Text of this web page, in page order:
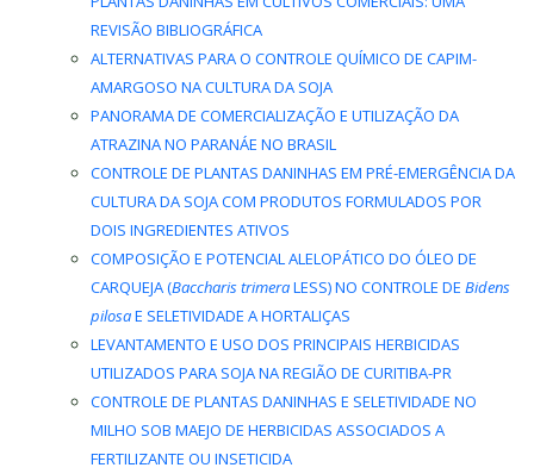
REVISÃO BIBLIOGRÁFICA
ALTERNATIVAS PARA O CONTROLE QUÍMICO DE CAPIM-
AMARGOSO NA CULTURA DA SOJA
PANORAMA DE COMERCIALIZAÇÃO E UTILIZAÇÃO DA
ATRAZINA NO PARANÁE NO BRASIL
CONTROLE DE PLANTAS DANINHAS EM PRÉ-EMERGÊNCIA DA
CULTURA DA SOJA COM PRODUTOS FORMULADOS POR
DOIS INGREDIENTES ATIVOS
COMPOSIÇÃO E POTENCIAL ALELOPÁTICO DO ÓLEO DE
CARQUEJA (Baccharis trimeraLESS) NO CONTROLE DE Bidens
pilosaE SELETIVIDADE A HORTALIÇAS
LEVANTAMENTO E USO DOS PRINCIPAIS HERBICIDAS
UTILIZADOS PARA SOJA NA REGIÃO DE CURITIBA-PR
CONTROLE DE PLANTAS DANINHAS E SELETIVIDADE NO
MILHO SOB MAEJO DE HERBICIDAS ASSOCIADOS A
FERTILIZANTE OU INSETICIDA